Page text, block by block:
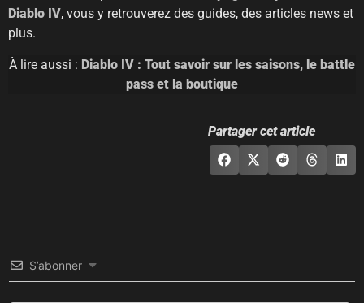
Diablo IV, vous y retrouverez des guides, des articles news et
plus.
À lire aussi : Diablo IV : Tout savoir sur les saisons, le battle
pass et la boutique
Partager cet article
S’abonner